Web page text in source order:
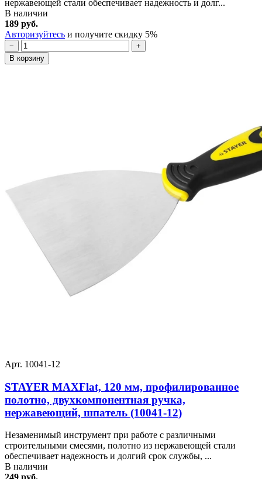
нержавеющей стали обеспечивает надежность и долг...
В наличии
189 руб.
Авторизуйтесь и получите скидку 5%
−
+
В корзину
Арт. 10041-12
STAYER MAXFlat, 120 мм, профилированное
полотно, двухкомпонентная ручка,
нержавеющий, шпатель (10041-12)
Незаменимый инструмент при работе с различными
строительными смесями, полотно из нержавеющей стали
обеспечивает надежность и долгий срок службы, ...
В наличии